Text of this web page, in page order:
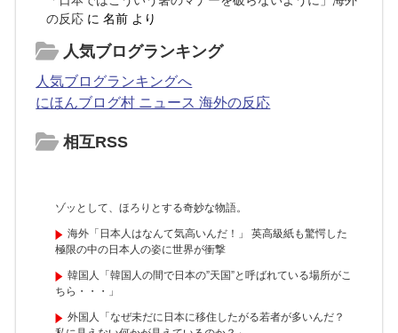
の反応 に名前 より
人気ブログランキング
人気ブログランキングへ
にほんブログ村 ニュース 海外の反応
相互RSS
ゾッとして、ほろりとする奇妙な物語。
海外「日本人はなんて気高いんだ！」 英高級紙も驚愕した
極限の中の日本人の姿に世界が衝撃
韓国人「韓国人の間で日本の”天国”と呼ばれている場所がこ
ちら・・・」
外国人「なぜ未だに日本に移住したがる若者が多いんだ？